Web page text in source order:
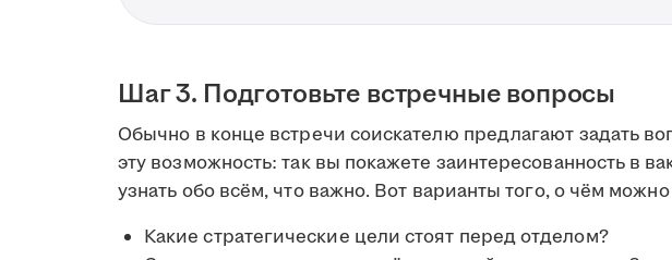
Шаг 3. Подготовьте встречные вопросы
Обычно в конце встречи соискателю предлагают задать
эту возможность: так вы покажете заинтересованность в
узнать обо всём, что важно. Вот варианты того, о чём
Какие стратегические цели стоят перед отделом?